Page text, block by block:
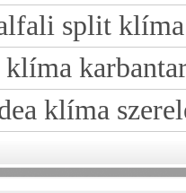
split klíma
klíma